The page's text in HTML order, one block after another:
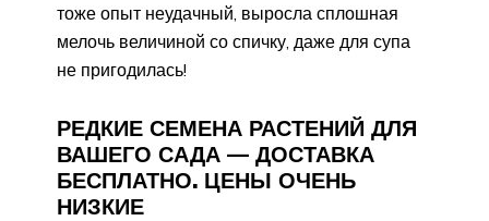
тоже опыт неудачный, выросла сплошная
мелочь величиной со спичку, даже для супа
не пригодилась!
РЕДКИЕ СЕМЕНА РАСТЕНИЙ ДЛЯ
ВАШЕГО САДА — ДОСТАВКА
БЕСПЛАТНО. ЦЕНЫ ОЧЕНЬ
НИЗКИЕ